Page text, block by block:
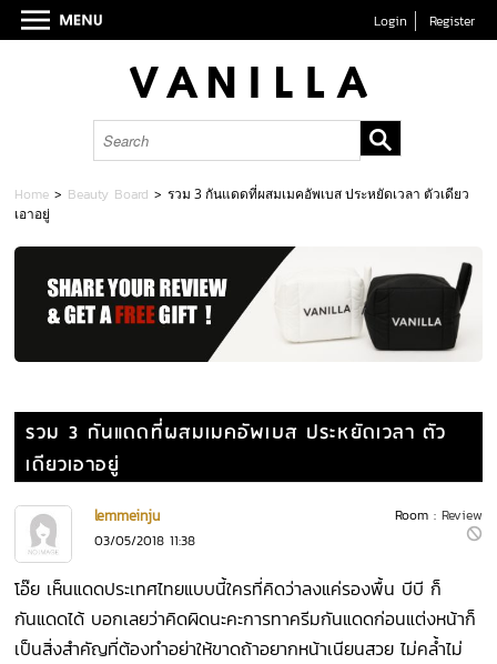
Login Register
Home > Beauty Board >รวม 3 กันแดดที่ผสมเมคอัพเบส ประหยัดเวลา ตัวเดียว
เอาอยู่
รวม 3 กันแดดที่ผสมเมคอัพเบส ประหยัดเวลา ตัว
เดียวเอาอยู่
Room : Review
lemmeinju
03/05/2018 11:38
โอ๊ย เห็นแดดประเทศไทยแบบนี้ใครที่คิดว่าลงแค่รองพื้น บีบี ก็
กันแดดได้ บอกเลยว่าคิดผิดนะคะการทาครีมกันแดดก่อนแต่งหน้าก็
เป็นสิ่งสำคัญที่ต้องทำอย่าให้ขาดถ้าอยากหน้าเนียนสวย ไม่คล้ำไม่